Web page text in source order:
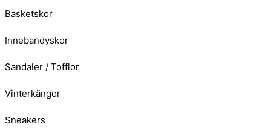
Basketskor
Innebandyskor
Sandaler / Tofflor
Vinterkängor
Sneakers